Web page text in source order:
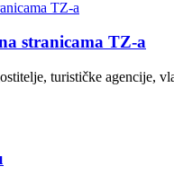
stranicama TZ-a
turističke agencije,